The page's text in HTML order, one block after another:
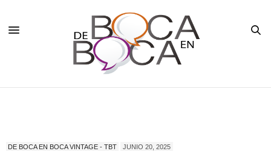
DE BOCA EN BOCA VINTAGE - TBT JUNIO 20, 2025